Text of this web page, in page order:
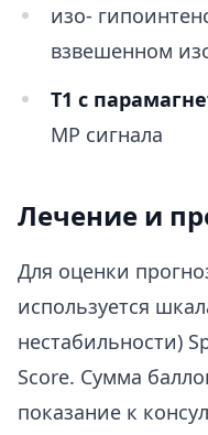
изо-
взвешенном
Т1 с
МР сигнала
Лечение и
Для оценки
используется
нестабильности)
Score. Сумма
показание к